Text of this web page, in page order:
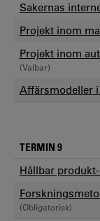
Sakernas
Projekt inom
Projekt inom
(Valbar)
Affärsmodeller
TERMIN 9
Hållbar
(Obligatorisk)